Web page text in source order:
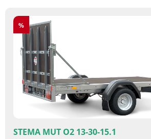
Rabatt
%
STEMA MUT O2 13-30-15.1